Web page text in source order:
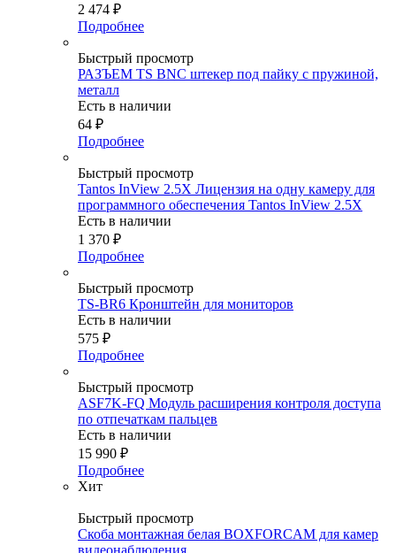
2 474 ₽
Подробнее
Быстрый просмотр
РАЗЪЕМ TS BNC штекер под пайку с пружиной,
металл
Есть в наличии
64 ₽
Подробнее
Быстрый просмотр
Tantos InView 2.5X Лицензия на одну камеру для
программного обеспечения Tantos InView 2.5X
Есть в наличии
1 370 ₽
Подробнее
Быстрый просмотр
TS-BR6 Кронштейн для мониторов
Есть в наличии
575 ₽
Подробнее
Быстрый просмотр
ASF7K-FQ Модуль расширения контроля доступа
по отпечаткам пальцев
Есть в наличии
15 990 ₽
Подробнее
Хит
Быстрый просмотр
Скоба монтажная белая BOXFORCAM для камер
видеонаблюдения